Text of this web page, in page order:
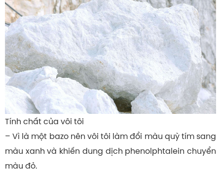
Tính chất của vôi tôi
– Vì là một bazo nên vôi tôi làm đổi màu quỳ tím sang
màu xanh và khiến dung dịch phenolphtalein chuyển
màu đỏ.